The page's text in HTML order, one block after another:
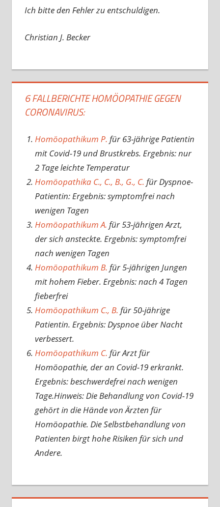
Ich bitte den Fehler zu entschuldigen.
Christian J. Becker
6 FALLBERICHTE HOMÖOPATHIE GEGEN
CORONAVIRUS:
Homöopathikum P. für 63-jährige Patientin
mit Covid-19 und Brustkrebs. Ergebnis: nur
2 Tage leichte Temperatur
Homöopathika C., C., B., G., C. für Dyspnoe-
Patientin: Ergebnis: symptomfrei nach
wenigen Tagen
Homöopathikum A. für 53-jährigen Arzt,
der sich ansteckte. Ergebnis: symptomfrei
nach wenigen Tagen
Homöopathikum B. für 5-jährigen Jungen
mit hohem Fieber. Ergebnis: nach 4 Tagen
fieberfrei
Homöopathikum C., B. für 50-jährige
Patientin. Ergebnis: Dyspnoe über Nacht
verbessert.
Homöopathikum C. für Arzt für
Homöopathie, der an Covid-19 erkrankt.
Ergebnis: beschwerdefrei nach wenigen
Tage.Hinweis: Die Behandlung von Covid-19
gehört in die Hände von Ärzten für
Homöopathie. Die Selbstbehandlung von
Patienten birgt hohe Risiken für sich und
Andere.